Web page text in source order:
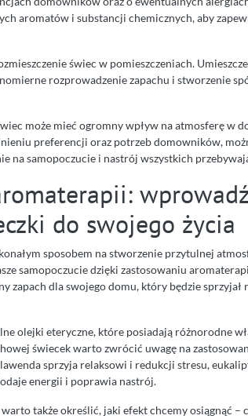
aromatów i substancji chemicznych, aby
świec w pomieszczeniach.
rozprowadzenie zapachu i stworzenie
może mieć ogromny wpływ na atmosferę w
preferencji oraz potrzeb domowników,
na samopoczucie i nastrój wszystkich
wprowadź
do swojego życia
sposobem na stworzenie przytulnej
samopoczucie dzięki zastosowaniu
zapach dla swojego domu, który będzie
olejki eteryczne, które posiadają różnorodne
świecek warto zwrócić uwagę na
sprzyja relaksowi i redukcji stresu,
energii i poprawia nastrój.
także określić, jaki efekt chcemy osiągnąć –